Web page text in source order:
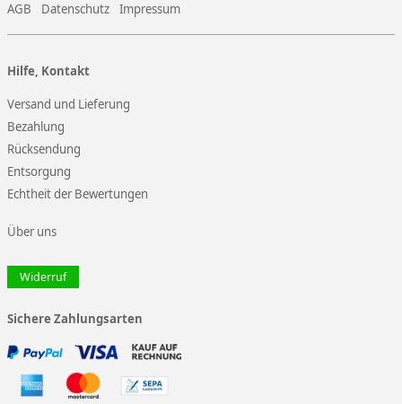
AGB Datenschutz Impressum
Hilfe, Kontakt
Versand und Lieferung
Bezahlung
Rücksendung
Entsorgung
Echtheit der Bewertungen
Über uns
Widerruf
Sichere Zahlungsarten